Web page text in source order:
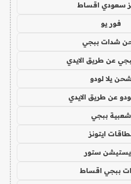
سعودي اقساط
فور يو
شدات ببجي
عن طريق الايدي
يلا لودو
عن طريق الايدي
شعبية ببجي
ايتونز
ستور
ببجي اقساط